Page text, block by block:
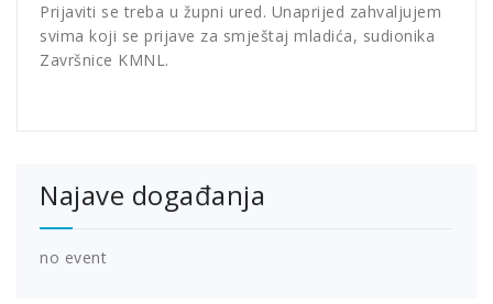
Prijaviti se treba u župni ured. Unaprijed zahvaljujem
svima koji se prijave za smještaj mladića, sudionika
Završnice KMNL.
Najave događanja
no event